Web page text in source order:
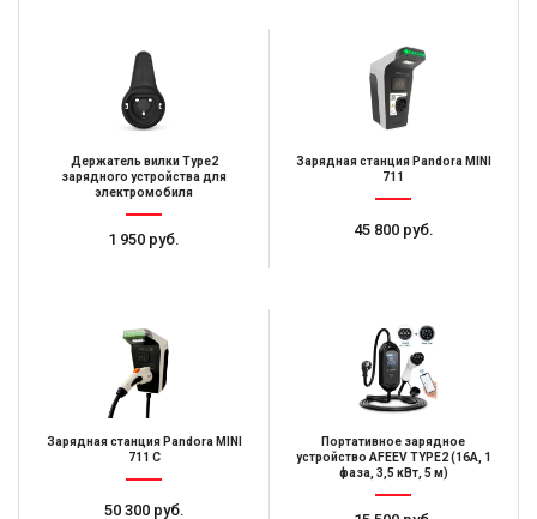
Держатель вилки Type2
зарядного устройства для
электромобиля
1 950 руб.
Зарядная станция Pandora MINI
711
45 800 руб.
Зарядная станция Pandora MINI
711 C
50 300 руб.
Портативное зарядное
устройство AFEEV TYPE2 (16A, 1
фаза, 3,5 кВт, 5 м)